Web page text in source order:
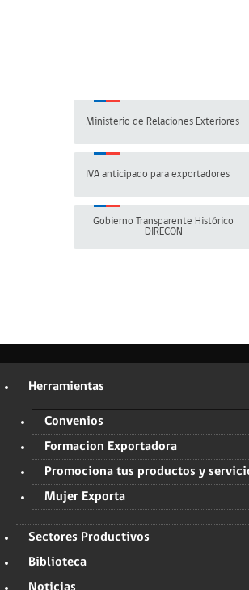
Ministerio de Relaciones Exteriores
IVA anticipado para exportadores
Gobierno Transparente Histórico
DIRECON
Herramientas
Convenios
Formacion Exportadora
Promociona tus productos y
Mujer Exporta
Sectores Productivos
Biblioteca